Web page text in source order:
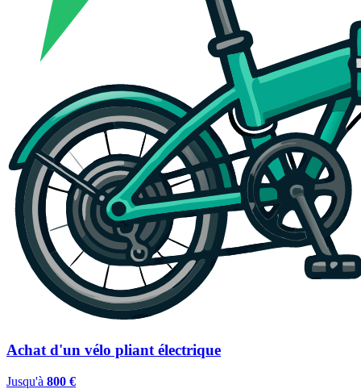
Achat d'un vélo pliant électrique
Jusqu'à 800 €